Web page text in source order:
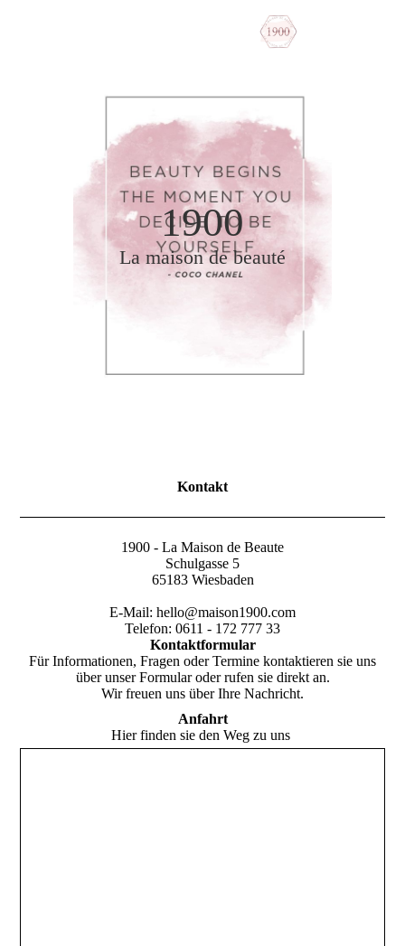
1900
La maison de beauté
Kontakt
1900 - La Maison de Beaute
Schulgasse 5
65183 Wiesbaden
E-Mail: hello@maison1900.com
Telefon: 0611 - 172 777 33
Kontaktformular
Für Informationen, Fragen oder Termine kontaktieren sie uns
über unser Formular oder rufen sie direkt an.
Wir freuen uns über Ihre Nachricht.
Anfahrt
Hier finden sie den Weg zu uns